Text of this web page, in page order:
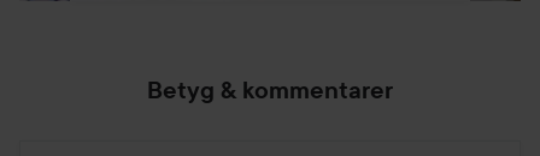
Betyg & kommentarer